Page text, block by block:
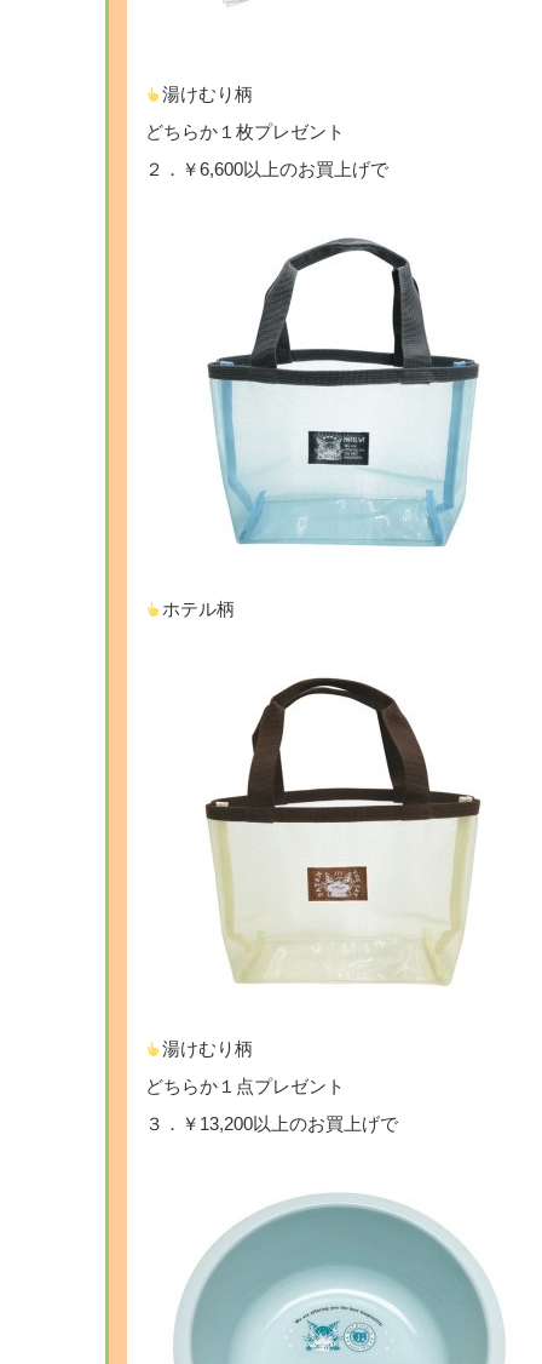
湯けむり柄
どちらか１枚プレゼント
２．￥6,600以上のお買上げで
ホテル柄
湯けむり柄
どちらか１点プレゼント
３．￥13,200以上のお買上げで